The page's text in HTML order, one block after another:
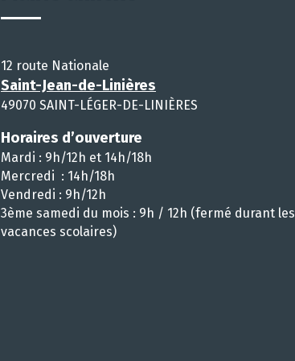
12 route Nationale
Saint-Jean-de-Linières
49070 SAINT-LÉGER-DE-LINIÈRES
Horaires d’ouverture
Mardi : 9h/12h et 14h/18h
Mercredi : 14h/18h
Vendredi : 9h/12h
3ème samedi du mois : 9h / 12h (fermé durant les
vacances scolaires)